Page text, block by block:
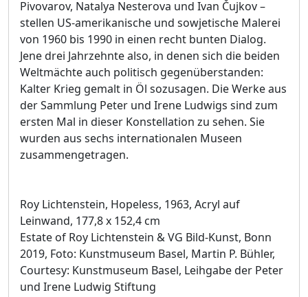
Pivovarov, Natalya Nesterova und Ivan Čujkov –
stellen US-amerikanische und sowjetische Malerei
von 1960 bis 1990 in einen recht bunten Dialog.
Jene drei Jahrzehnte also, in denen sich die beiden
Weltmächte auch politisch gegenüberstanden:
Kalter Krieg gemalt in Öl sozusagen. Die Werke aus
der Sammlung Peter und Irene Ludwigs sind zum
ersten Mal in dieser Konstellation zu sehen. Sie
wurden aus sechs internationalen Museen
zusammengetragen.
Roy Lichtenstein, Hopeless, 1963, Acryl auf
Leinwand, 177,8 x 152,4 cm
Estate of Roy Lichtenstein & VG Bild-Kunst, Bonn
2019, Foto: Kunstmuseum Basel, Martin P. Bühler,
Courtesy: Kunstmuseum Basel, Leihgabe der Peter
und Irene Ludwig Stiftung